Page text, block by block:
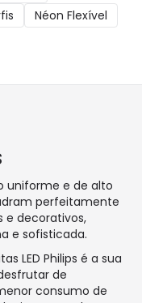
Néon Flexível
uniforme e de alto
perfeitamente
e decorativos,
e sofisticada.
LED Philips é a sua
de
consumo de